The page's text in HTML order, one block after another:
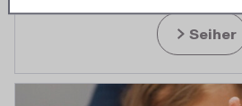
Seiher